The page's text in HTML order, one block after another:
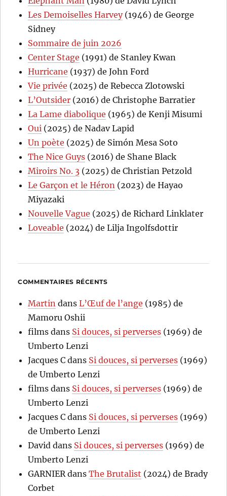
Les Demoiselles Harvey(1946) de George
Sidney
Sommaire de juin 2026
Center Stage (1991) de Stanley Kwan
Hurricane (1937) de John Ford
Vie privée (2025) de Rebecca Zlotowski
L’Outsider (2016) de Christophe Barratier
La Lame diabolique (1965) de Kenji Misumi
Oui (2025) de Nadav Lapid
Un poète (2025) de Simón Mesa Soto
The Nice Guys (2016) de Shane Black
Miroirs No. 3 (2025) de Christian Petzold
Le Garçon et le Héron (2023) de Hayao
Miyazaki
Nouvelle Vague (2025) de Richard Linklater
Loveable (2024) de Lilja Ingolfsdottir
COMMENTAIRES RÉCENTS
Martin dansL’Œuf de l’ange (1985) de
Mamoru Oshii
films dans Si douces, si perverses (1969) de
Umberto Lenzi
Jacques C dans Si douces, si perverses (1969)
de Umberto Lenzi
films dans Si douces, si perverses (1969) de
Umberto Lenzi
Jacques C dans Si douces, si perverses (1969)
de Umberto Lenzi
David dans Si douces, si perverses (1969) de
Umberto Lenzi
GARNIER dansThe Brutalist (2024) de Brady
Corbet